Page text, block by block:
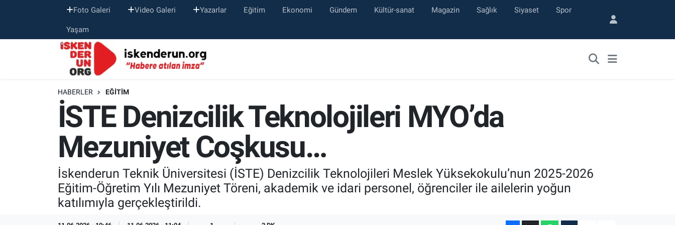
Foto Galeri Video Galeri Yazarlar Eğitim Ekonomi Gündem Kültür-sanat Magazin Sağlık Siyaset Spor
Yaşam
HABERLER EĞITIM
İSTE Denizcilik Teknolojileri MYO’da
Mezuniyet Coşkusu…
İskenderun Teknik Üniversitesi (İSTE) Denizcilik Teknolojileri Meslek Yüksekokulu’nun 2025-2026
Eğitim-Öğretim Yılı Mezuniyet Töreni, akademik ve idari personel, öğrenciler ile ailelerin yoğun
katılımıyla gerçekleştirildi.